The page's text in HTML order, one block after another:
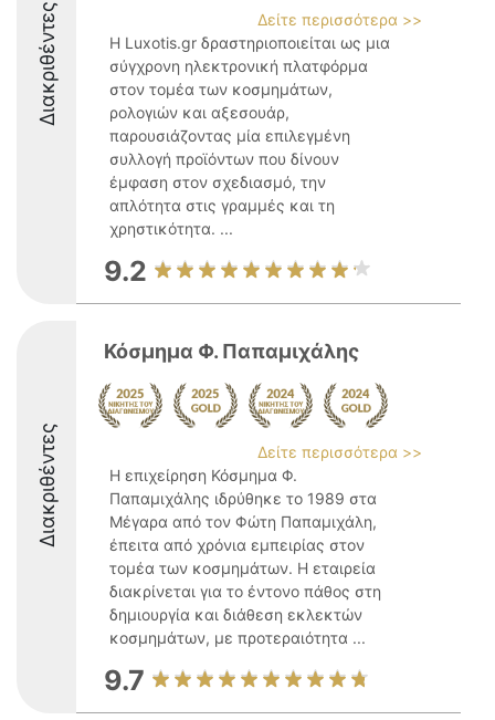
Διακριθέντες
Δείτε περισσότερα >>
Η Luxotis.gr δραστηριοποιείται ως μια
σύγχρονη ηλεκτρονική πλατφόρμα
στον τομέα των κοσμημάτων,
ρολογιών και αξεσουάρ,
παρουσιάζοντας μία επιλεγμένη
συλλογή προϊόντων που δίνουν
έμφαση στον σχεδιασμό, την
απλότητα στις γραμμές και τη
χρηστικότητα. ...
9.2
Διακριθέντες
Κόσμημα Φ. Παπαμιχάλης
Δείτε περισσότερα >>
Η επιχείρηση Κόσμημα Φ.
Παπαμιχάλης ιδρύθηκε το 1989 στα
Μέγαρα από τον Φώτη Παπαμιχάλη,
έπειτα από χρόνια εμπειρίας στον
τομέα των κοσμημάτων. Η εταιρεία
διακρίνεται για το έντονο πάθος στη
δημιουργία και διάθεση εκλεκτών
κοσμημάτων, με προτεραιότητα ...
9.7